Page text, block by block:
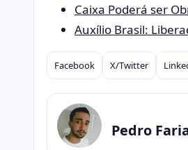
Caixa Poderá ser
Auxílio Brasil:
Compartilhar
Facebook X/Twitter
Pedro